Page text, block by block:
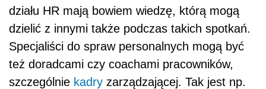
działu HR mają bowiem wiedzę, którą mogą
dzielić z innymi także podczas takich spotkań.
Specjaliści do spraw personalnych mogą być
też doradcami czy coachami pracowników,
szczególnie kadry zarządzającej. Tak jest np.